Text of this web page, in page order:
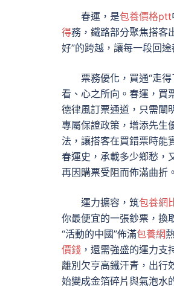
春運，是包養價格ptt
得務，鐵路部分聚焦搭客
好”的跨越，讓每一段回
票務優化，買通“走
看、心之所向。春運，買
德律風訂票通道，只需闡
專屬保證政策，增添先生
法，讓搭客在買錯票時能
春運史，承載多少鄉愁，
再因購票受阻而佈滿曲折。
運力擴容，筑包養網
你最便宜的一張鈔票，換
“活動的中國”佈滿包養網
價錢 ，還需強盛的運力支
離別欠亨高鐵汗青，出行
始變成金箔碎片與氣泡水